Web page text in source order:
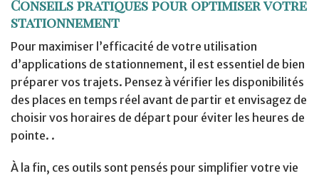
Conseils pratiques pour optimiser votre
stationnement
Pour maximiser l’efficacité de votre utilisation
d’applications de stationnement, il est essentiel de bien
préparer vos trajets. Pensez à vérifier les disponibilités
des places en temps réel avant de partir et envisagez de
choisir vos horaires de départ pour éviter les heures de
pointe. .
À la fin, ces outils sont pensés pour simplifier votre vie